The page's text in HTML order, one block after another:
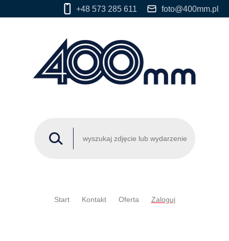
+48 573 285 611 foto@400mm.pl
Start Kontakt Oferta Zaloguj